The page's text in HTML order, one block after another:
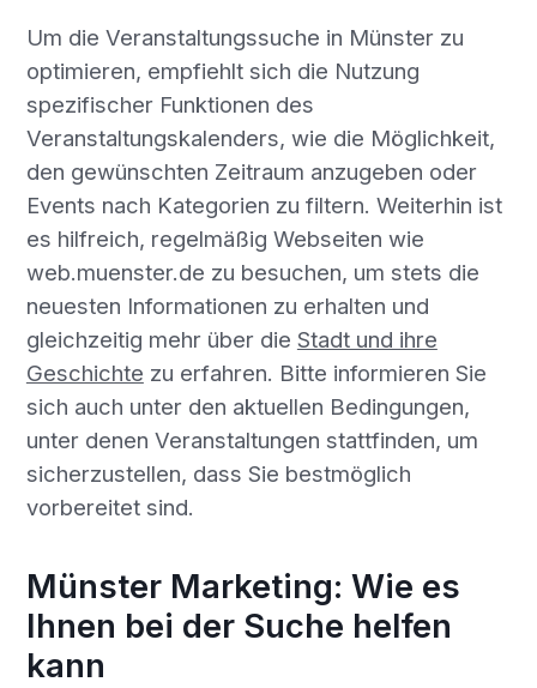
Um die Veranstaltungssuche in Münster zu
optimieren, empfiehlt sich die Nutzung
spezifischer Funktionen des
Veranstaltungskalenders, wie die Möglichkeit,
den gewünschten Zeitraum anzugeben oder
Events nach Kategorien zu filtern. Weiterhin ist
es hilfreich, regelmäßig Webseiten wie
web.muenster.de zu besuchen, um stets die
neuesten Informationen zu erhalten und
gleichzeitig mehr über die Stadt und ihre
Geschichte zu erfahren. Bitte informieren Sie
sich auch unter den aktuellen Bedingungen,
unter denen Veranstaltungen stattfinden, um
sicherzustellen, dass Sie bestmöglich
vorbereitet sind.
Münster Marketing: Wie es
Ihnen bei der Suche helfen
kann